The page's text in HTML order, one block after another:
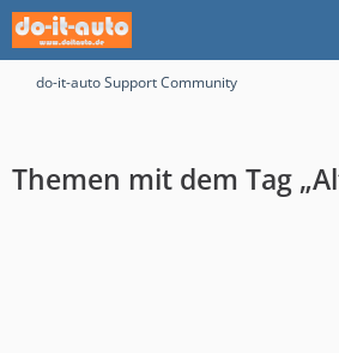
do-it-auto Support Community
Themen mit dem Tag